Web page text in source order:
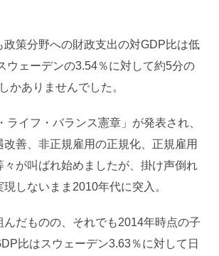
政策分野への財政支出の対GDP比は低
ウェーデンの3.54％に対して約5分の
かありませんでした。
ライフ・バランス憲章」が発表され、
善、非正規雇用の正規化、正規雇用
々が叫ばれ始めましたが、掛け声倒れ
しないまま2010年代に突入。
んだものの、それでも2014年時点の子
比はスウェーデン3.63％に対して日